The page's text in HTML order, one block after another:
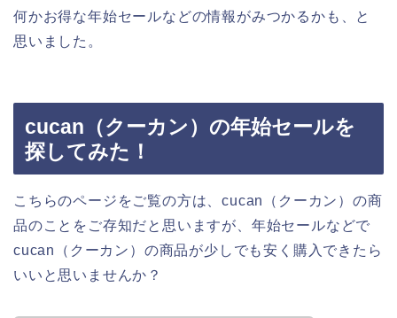
何かお得な年始セールなどの情報がみつかるかも、と
思いました。
cucan（クーカン）の年始セールを
探してみた！
こちらのページをご覧の方は、cucan（クーカン）の商
品のことをご存知だと思いますが、年始セールなどで
cucan（クーカン）の商品が少しでも安く購入できたら
いいと思いませんか？